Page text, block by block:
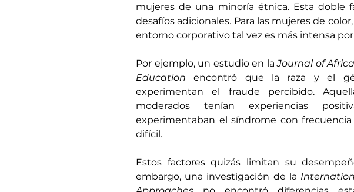
mujeres de una minoría étnica. Esta doble
desafíos adicionales. Para las mujeres de
entorno corporativo tal vez es más intensa
Por ejemplo, un estudio en la Journal of
Education encontró que la raza y el
experimentan el fraude percibido.
moderados tenían experiencias
experimentaban el síndrome con
difícil.
Estos factores quizás limitan su
embargo, una investigación de la